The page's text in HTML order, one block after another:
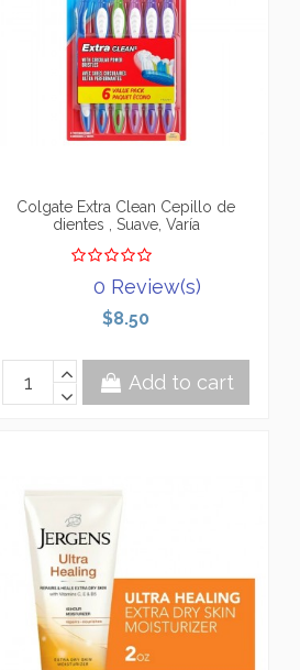
Colgate Extra Clean Cepillo de
dientes , Suave, Varía
0 Review(s)
$8.50
Add to cart